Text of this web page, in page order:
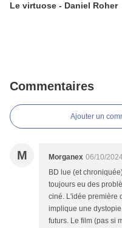
Le virtuose - Daniel Roher
Commentaires
Ajouter un
M Morganex 06/10/
BD lue (et
toujours eu des
ciné. L'idée première
implique une
futurs. Le film (pas si